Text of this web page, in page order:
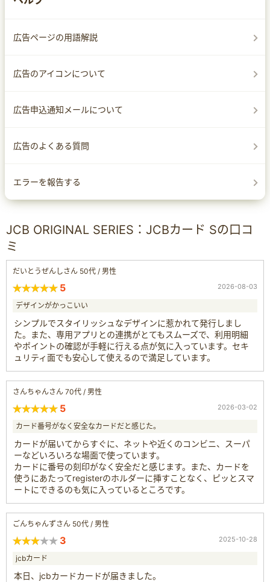
広告ページの用語解説
広告のアイコンについて
広告申込通知メールについて
広告のよくある質問
エラーを報告する
JCB ORIGINAL SERIES：JCBカード Sの口コ
ミ
だいとうぜんしさん 50代 / 男性
5 2026-08-03
デザインがかっこいい
シンプルでスタイリッシュなデザインに惹かれて発行しまし
た。また、専用アプリとの連携がとてもスムーズで、利用明細
やポイントの確認が手軽に行える点が気に入っています。セキ
ュリティ面でも安心して使えるので満足しています。
さんちゃんさん 70代 / 男性
5 2026-03-02
カード番号がなく安全なカードだと感じた。
カードが届いてからすぐに、ネットや近くのコンビニ、スーパ
ーなどいろいろな場面で使っています。
カードに番号の刻印がなく安全だと感じます。また、カードを
使うにあたってregisterのホルダーに挿すことなく、ピッとスマ
ートにできるのも気に入っているところです。
ごんちゃんずさん 50代 / 男性
3 2025-10-28
jcbカード
本日、jcbカードカードが届きました。